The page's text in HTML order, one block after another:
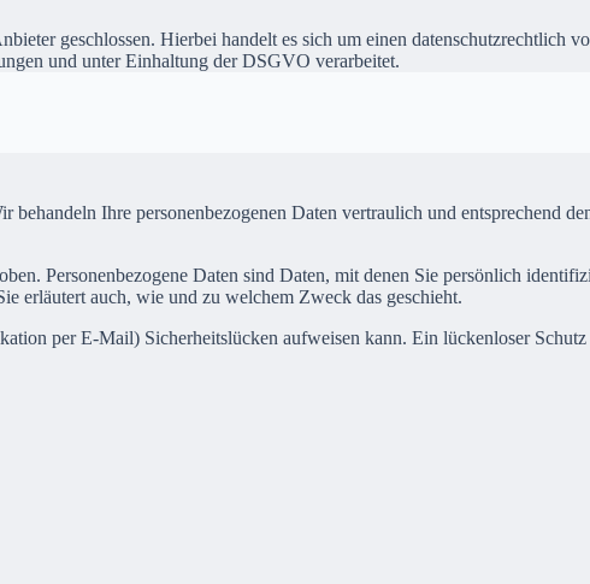
geschlossen. Hierbei handelt es sich um einen datenschutzrechtlich
und unter Einhaltung der DSGVO verarbeitet.
Ihre personenbezogenen Daten vertraulich und entsprechend
Personenbezogene Daten sind Daten, mit denen Sie persönlich
erläutert auch, wie und zu welchem Zweck das geschieht.
per E-Mail) Sicherheitslücken aufweisen kann. Ein lückenloser